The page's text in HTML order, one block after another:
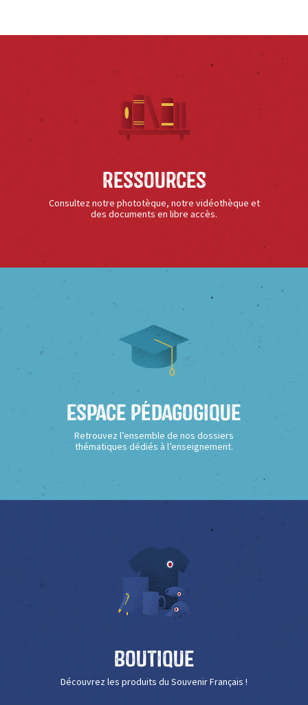
Ressources
Consultez notre phototèque, notre vidéothèque et
des documents en libre accès.
Espace Pédagogique
Retrouvez l’ensemble de nos dossiers
thématiques dédiés à l’enseignement.
Boutique
Découvrez les produits du Souvenir Français !